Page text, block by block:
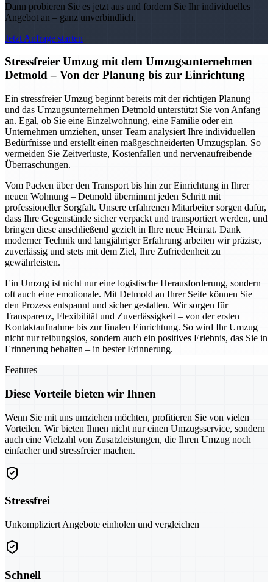
Dann probieren Sie es jetzt aus und fordern Sie Ihr individuelles
Angebot an – ganz unverbindlich.
Jetzt Anfrage starten
Stressfreier Umzug mit dem Umzugsunternehmen
Detmold – Von der Planung bis zur Einrichtung
Ein stressfreier Umzug beginnt bereits mit der richtigen Planung –
und das Umzugsunternehmen Detmold unterstützt Sie von Anfang
an. Egal, ob Sie eine Einzelwohnung, eine Familie oder ein
Unternehmen umziehen, unser Team analysiert Ihre individuellen
Bedürfnisse und erstellt einen maßgeschneiderten Umzugsplan. So
vermeiden Sie Zeitverluste, Kostenfallen und nervenaufreibende
Überraschungen.
Vom Packen über den Transport bis hin zur Einrichtung in Ihrer
neuen Wohnung – Detmold übernimmt jeden Schritt mit
professioneller Sorgfalt. Unsere erfahrenen Mitarbeiter sorgen dafür,
dass Ihre Gegenstände sicher verpackt und transportiert werden, und
bringen diese anschließend gezielt in Ihre neue Heimat. Dank
moderner Technik und langjähriger Erfahrung arbeiten wir präzise,
zuverlässig und stets mit dem Ziel, Ihre Zufriedenheit zu
gewährleisten.
Ein Umzug ist nicht nur eine logistische Herausforderung, sondern
oft auch eine emotionale. Mit Detmold an Ihrer Seite können Sie
den Prozess entspannt und sicher gestalten. Wir sorgen für
Transparenz, Flexibilität und Zuverlässigkeit – von der ersten
Kontaktaufnahme bis zur finalen Einrichtung. So wird Ihr Umzug
nicht nur reibungslos, sondern auch ein positives Erlebnis, das Sie in
Erinnerung behalten – in bester Erinnerung.
Features
Diese Vorteile bieten wir Ihnen
Wenn Sie mit uns umziehen möchten, profitieren Sie von vielen
Vorteilen. Wir bieten Ihnen nicht nur einen Umzugsservice, sondern
auch eine Vielzahl von Zusatzleistungen, die Ihren Umzug noch
einfacher und stressfreier machen.
Stressfrei
Unkompliziert Angebote einholen und vergleichen
Schnell